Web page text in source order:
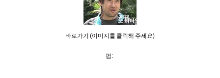
바로가기 (이미지를 클릭해 주세요)
펌: